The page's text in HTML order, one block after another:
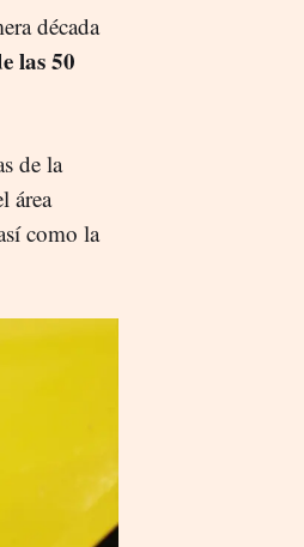
década
las 50
de la
área
como la